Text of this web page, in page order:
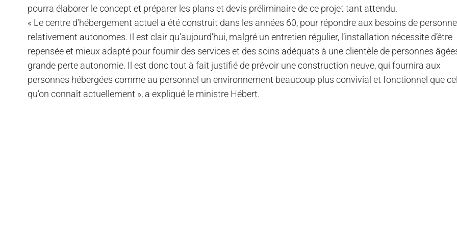
pourra élaborer le concept et préparer les plans et devis préliminaire de ce projet tant attendu.
« Le centre d’hébergement actuel a été construit dans les années 60, pour répondre aux besoins de
relativement autonomes. Il est clair qu’aujourd’hui, malgré un entretien régulier, l’installation nécessite d’être
repensée et mieux adapté pour fournir des services et des soins adéquats à une clientèle de personnes
grande perte autonomie. Il est donc tout à fait justifié de prévoir une construction neuve, qui fournira aux
personnes hébergées comme au personnel un environnement beaucoup plus convivial et fonctionnel que
qu’on connaît actuellement », a expliqué le ministre Hébert.